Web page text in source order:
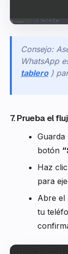
Consejo:
WhatsApp
tablero)
7. Prueba el
Guarda
botón
Haz
para
Abre el
tu